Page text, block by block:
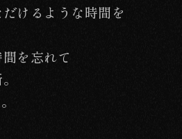
けるような時間を
を忘れて